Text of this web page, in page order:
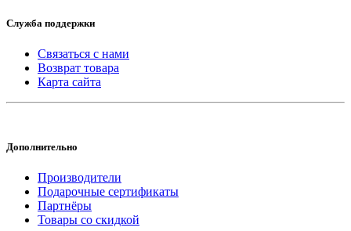
Служба поддержки
Связаться с нами
Возврат товара
Карта сайта
Дополнительно
Производители
Подарочные сертификаты
Партнёры
Товары со скидкой